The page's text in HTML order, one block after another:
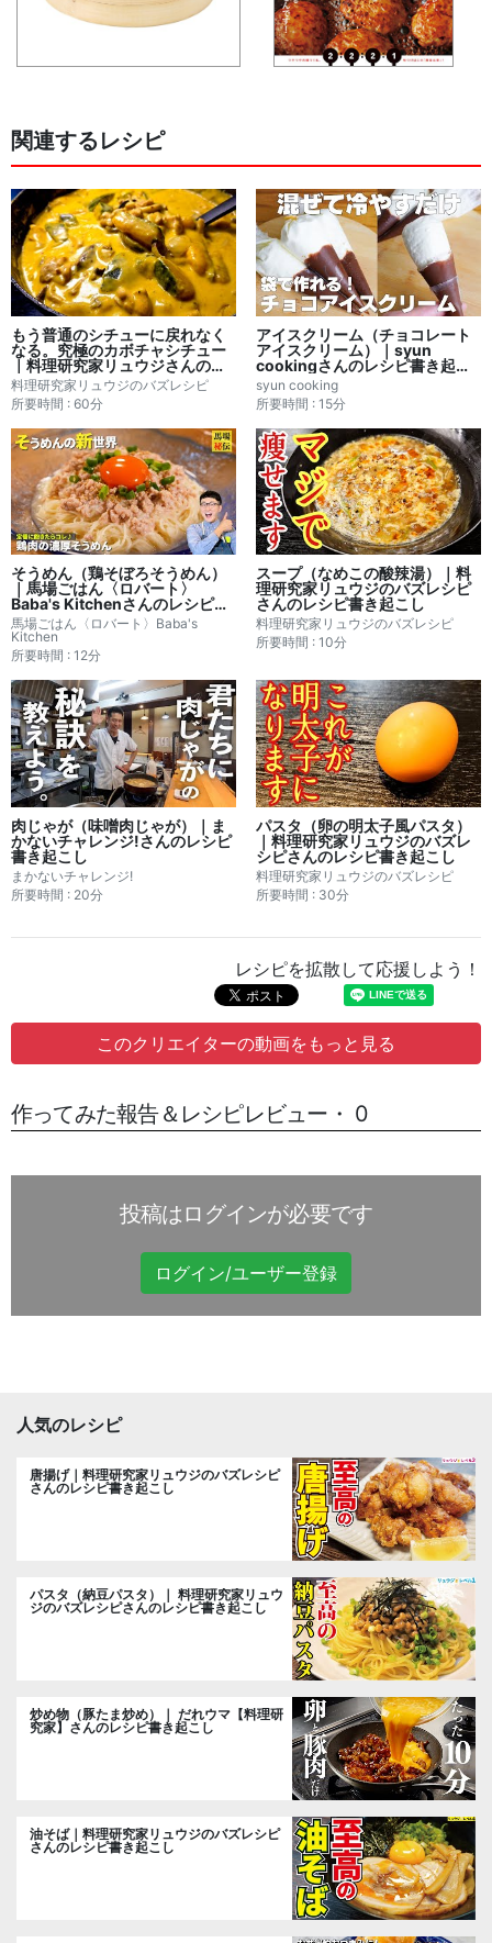
関連するレシピ
もう普通のシチューに戻れなく
なる。究極のカボチャシチュー
｜料理研究家リュウジさんのバ
ズレシピ書き起こし
料理研究家リュウジのバズレシピ
所要時間 : 60分
アイスクリーム（チョコレート
アイスクリーム）｜syun
cookingさんのレシピ書き起こ
し
syun cooking
所要時間 : 15分
そうめん（鶏そぼろそうめん）
｜馬場ごはん〈ロバート〉
Baba's Kitchenさんのレシピ書
き起こし
馬場ごはん〈ロバート〉Baba's
Kitchen
所要時間 : 12分
スープ（なめこの酸辣湯）｜料
理研究家リュウジのバズレシピ
さんのレシピ書き起こし
料理研究家リュウジのバズレシピ
所要時間 : 10分
肉じゃが（味噌肉じゃが）｜ま
かないチャレンジ!さんのレシピ
書き起こし
まかないチャレンジ!
所要時間 : 20分
パスタ（卵の明太子風パスタ）
｜料理研究家リュウジのバズレ
シピさんのレシピ書き起こし
料理研究家リュウジのバズレシピ
所要時間 : 30分
レシピを拡散して応援しよう！
このクリエイターの動画をもっと見る
作ってみた報告＆レシピレビュー・ 0
投稿はログインが必要です
ログイン/ユーザー登録
人気のレシピ
唐揚げ｜料理研究家リュウジのバズレシピ
さんのレシピ書き起こし
パスタ（納豆パスタ）｜ 料理研究家リュウ
ジのバズレシピさんのレシピ書き起こし
炒め物（豚たま炒め）｜ だれウマ【料理研
究家】さんのレシピ書き起こし
油そば｜料理研究家リュウジのバズレシピ
さんのレシピ書き起こし